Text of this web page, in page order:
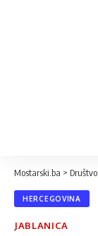
Mostarski.ba > Društvo
HERCEGOVINA
JABLANICA